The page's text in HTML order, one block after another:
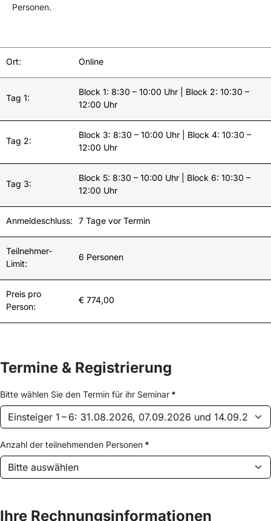
Personen.
Ort: Online
Tag 1:
Block 1: 8:30 – 10:00 Uhr | Block 2: 10:30 –
12:00 Uhr
Tag 2:
Block 3: 8:30 – 10:00 Uhr | Block 4: 10:30 –
12:00 Uhr
Tag 3:
Block 5: 8:30 – 10:00 Uhr | Block 6: 10:30 –
12:00 Uhr
Anmeldeschluss: 7 Tage vor Termin
Teilnehmer-
Limit:
6 Personen
Preis pro
Person:
€ 774,00
Termine & Registrierung
Bitte wählen Sie den Termin für ihr Seminar *
Anzahl der teilnehmenden Personen *
Ihre Rechnungsinformationen